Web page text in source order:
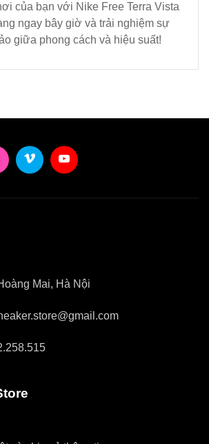
của bạn với Nike Free Terra Vista
ngay bây giờ và trải nghiệm sự
giữa phong cách và hiệu suất!
Mai, Hà Nội